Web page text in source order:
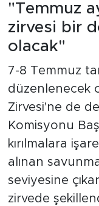
"Temmuz
zirvesi bir
olacak"
7-8 Temmuz
düzenlenecek
Zirvesi'ne de
Komisyonu
kırılmalara
alınan
seviyesine
zirvede